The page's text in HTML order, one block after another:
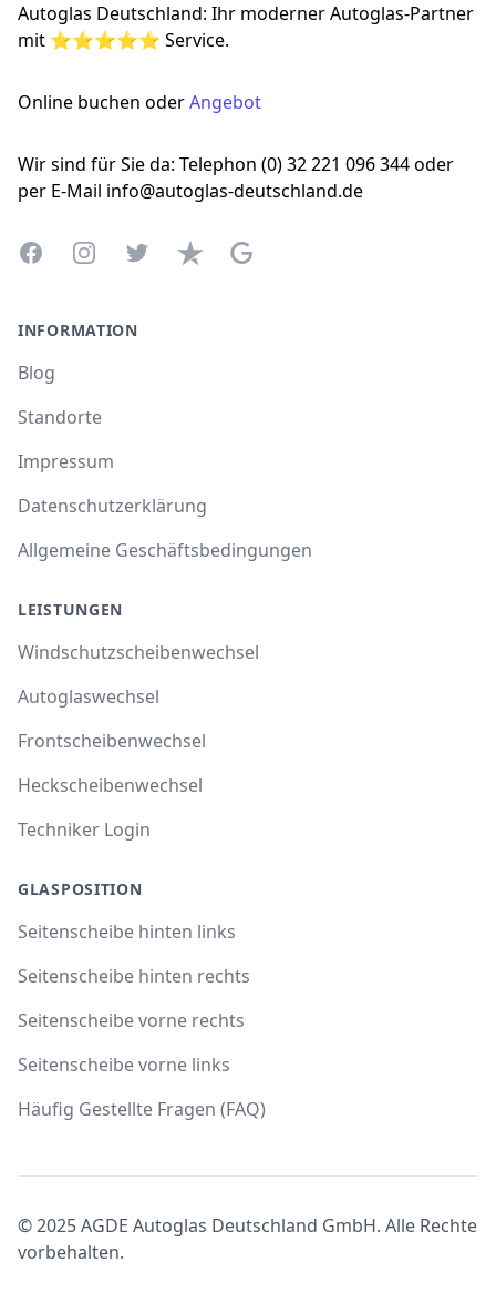
Autoglas Deutschland: Ihr moderner Autoglas-Partner
mit ⭐⭐⭐⭐⭐ Service.
Online buchen oderAngebot
Wir sind für Sie da: Telephon (0) 32 221 096 344 oder
per E-Mail info@autoglas-deutschland.de
FacebookInstagramTwitterTrustpilotGoogle Business Profile
INFORMATION
Blog
Standorte
Impressum
Datenschutzerklärung
Allgemeine Geschäftsbedingungen
LEISTUNGEN
Windschutzscheibenwechsel
Autoglaswechsel
Frontscheibenwechsel
Heckscheibenwechsel
Techniker Login
GLASPOSITION
Seitenscheibe hinten links
Seitenscheibe hinten rechts
Seitenscheibe vorne rechts
Seitenscheibe vorne links
Häufig Gestellte Fragen (FAQ)
© 2025 AGDE Autoglas Deutschland GmbH. Alle Rechte
vorbehalten.